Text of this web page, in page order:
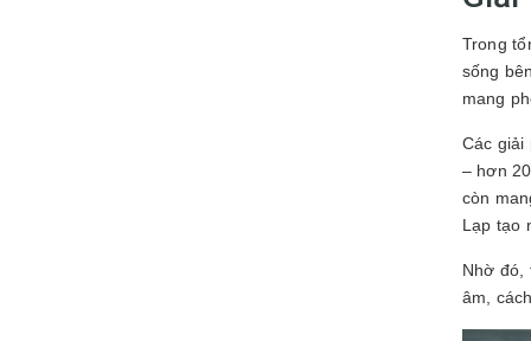
Trong
sống
mang
Các giải
– hơn
còn
Lạp tạo
Nhờ đó,
âm,